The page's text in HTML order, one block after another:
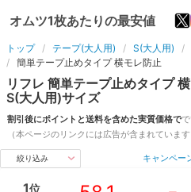
オムツ1枚あたりの最安値
トップ テープ(大人用) S(大人用)
簡単テープ止めタイプ 横モレ防止
リフレ 簡単テープ止めタイプ
S(大人用)サイズ
割引後にポイントと送料を含めた実質価格で
（本ページのリンクには広告が含まれています
絞り込み キャンペー
1位